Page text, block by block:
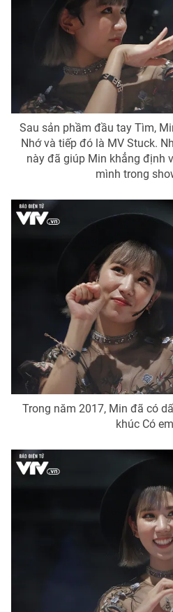
Sau sản phầm đầu tay Tìm,
Nhớ và tiếp đó là MV Stuck.
này đã giúp Min khẳng định
mình trong
Trong năm 2017, Min đã có
khúc Có